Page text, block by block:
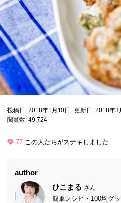
投稿日: 2018年1月10日
更新日: 2018年3
閲覧数: 49,724
77 この人たちがステキしました
author
ひこまる さん
簡単レシピ・100均グ